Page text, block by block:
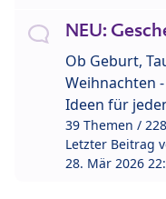
NEU:
Ob Geburt,
Weihnachten
Ideen für
39 Themen /
Letzter Beitrag
28. Mär 2026